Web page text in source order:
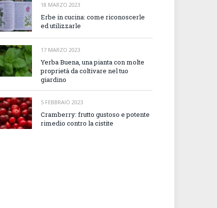
18 MARZO 2023
Erbe in cucina: come riconoscerle
ed utilizzarle
17 MARZO 2023
Yerba Buena, una pianta con molte
proprietà da coltivare nel tuo
giardino
5 FEBBRAIO 2023
Cramberry: frutto gustoso e potente
rimedio contro la cistite